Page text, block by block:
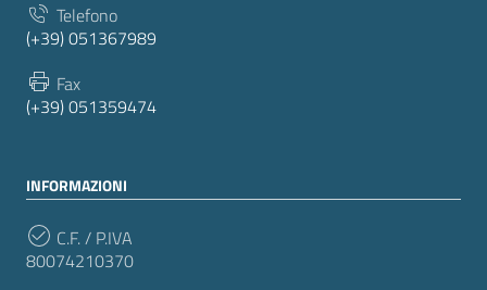
Telefono
(+39) 051367989
Fax
(+39) 051359474
INFORMAZIONI
C.F. / P.IVA
80074210370